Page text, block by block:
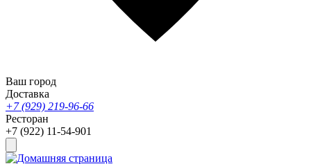
Ваш город
Доставка
+7 (929) 219-96-66
Ресторан
+7 (922) 11-54-901